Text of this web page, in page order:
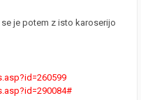
je potem z isto karoserijo